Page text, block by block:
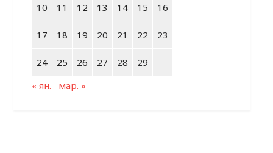
10 11 12 13 14 15 16
17 18 19 20 21 22 23
24 25 26 27 28
29
« ян.
мар. »